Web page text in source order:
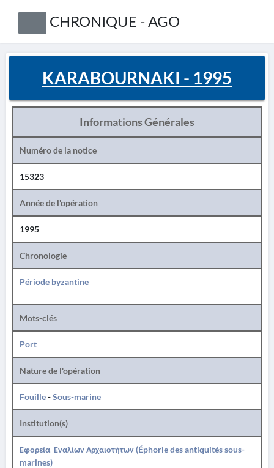
CHRONIQUE - AGO
KARABOURNAKI - 1995
Informations Générales
Numéro de la notice
15323
Année de l'opération
1995
Chronologie
Période byzantine
Mots-clés
Port
Nature de l'opération
Fouille-Sous-marine
Institution(s)
Εφορεία Εναλίων Αρχαιοτήτων (Éphorie des antiquités sous-
marines)